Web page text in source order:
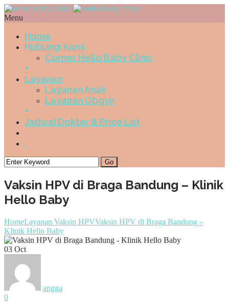
Menu
Home
Hubungi Kami
Corner Hello Baby Clinic
+
Layanan
Layanan Anak
Layanan Obgyn
+
Jadwal Dokter & Price List
.
Vaksin HPV di Braga Bandung – Klinik
Hello Baby
HomeLayanan Vaksin HPVVaksin HPV di Braga Bandung –
Klinik Hello Baby
03 Oct
angga
0